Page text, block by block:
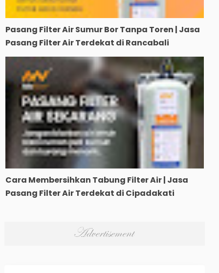
Pasang Filter Air Sumur Bor Tanpa Toren | Jasa
Pasang Filter Air Terdekat di Rancabali
Cara Membersihkan Tabung Filter Air | Jasa
Pasang Filter Air Terdekat di Cipadakati